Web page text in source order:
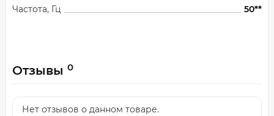
Частота, Гц 50**
Отзывы 0
Нет отзывов о данном товаре.